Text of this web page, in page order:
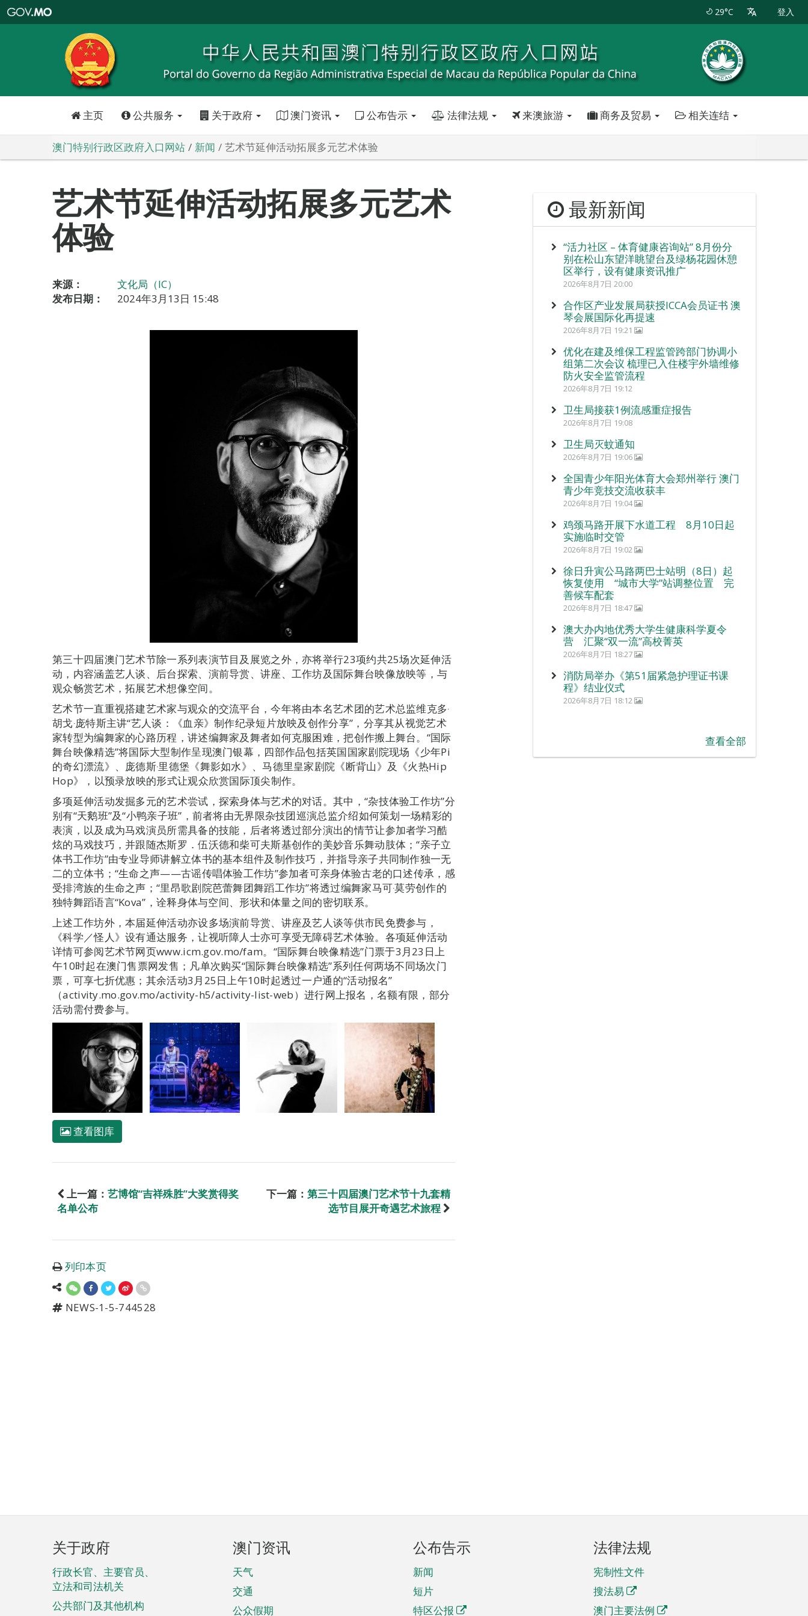
特
政
区
政
口
29°C 登入
主页 公共服务 关于政府 澳门资讯 公布告示 法律法规 来澳旅游 商务及贸易 相关连结
澳门特别行政区政府入口网站 新闻 艺术节延伸活动拓展多元艺术体验
艺术节延伸活动拓展多元艺术
体验
来源：
文化局（IC）
发布日期：
2024年3月13日 15:48
第三十四届澳门艺术节除一系列表演节目及展览之外，亦将举行23项约共25场次延伸活
动，内容涵盖艺人谈、后台探索、演前导赏、讲座、工作坊及国际舞台映像放映等，与
观众畅赏艺术，拓展艺术想像空间。
艺术节一直重视搭建艺术家与观众的交流平台，今年将由本名艺术团的艺术总监维克多‧
胡戈‧庞特斯主讲“艺人谈：《血亲》制作纪录短片放映及创作分享”，分享其从视觉艺术
家转型为编舞家的心路历程，讲述编舞家及舞者如何克服困难，把创作搬上舞台。“国际
舞台映像精选”将国际大型制作呈现澳门银幕，四部作品包括英国国家剧院现场《少年Pi
的奇幻漂流》、庞德斯‧里德堡《舞影如水》、马德里皇家剧院《断背山》及《火热Hip
Hop》，以预录放映的形式让观众欣赏国际顶尖制作。
多项延伸活动发掘多元的艺术尝试，探索身体与艺术的对话。其中，“杂技体验工作坊”分
别有“天鹅班”及“小鸭亲子班”，前者将由无界限杂技团巡演总监介绍如何策划一场精彩的
表演，以及成为马戏演员所需具备的技能，后者将透过部分演出的情节让参加者学习酷
炫的马戏技巧，并跟随杰斯罗．伍沃德和柴可夫斯基创作的美妙音乐舞动肢体；“亲子立
体书工作坊”由专业导师讲解立体书的基本组件及制作技巧，并指导亲子共同制作独一无
二的立体书；“生命之声——古谣传唱体验工作坊”参加者可亲身体验古老的口述传承，感
受排湾族的生命之声；“里昂歌剧院芭蕾舞团舞蹈工作坊”将透过编舞家马可‧莫劳创作的
独特舞蹈语言“Kova”，诠释身体与空间、形状和体量之间的密切联系。
上述工作坊外，本届延伸活动亦设多场演前导赏、讲座及艺人谈等供市民免费参与，
《科学／怪人》设有通达服务，让视听障人士亦可享受无障碍艺术体验。各项延伸活动
详情可参阅艺术节网页www.icm.gov.mo/fam。“国际舞台映像精选”门票于3月23日上
午10时起在澳门售票网发售；凡单次购买“国际舞台映像精选”系列任何两场不同场次门
票，可享七折优惠；其余活动3月25日上午10时起透过一户通的“活动报名”
（activity.mo.gov.mo/activity-h5/activity-list-web）进行网上报名，名额有限，部分
活动需付费参与。
查看图库
上一篇： 艺博馆“吉祥殊胜”大奖赏得奖
名单公布
下一篇： 第三十四届澳门艺术节十九套精
选节目展开奇遇艺术旅程
列印本页
NEWS-1-5-744528
最新新闻
“活力社区 – 体育健康咨询站” 8月份分
别在松山东望洋眺望台及绿杨花园休憩
区举行，设有健康资讯推广
2026年8月7日 20:00
合作区产业发展局获授ICCA会员证书 澳
琴会展国际化再提速
2026年8月7日 19:21
优化在建及维保工程监管跨部门协调小
组第二次会议 梳理已入住楼宇外墙维修
防火安全监管流程
2026年8月7日 19:12
卫生局接获1例流感重症报告
2026年8月7日 19:08
卫生局灭蚊通知
2026年8月7日 19:06
全国青少年阳光体育大会郑州举行 澳门
青少年竞技交流收获丰
2026年8月7日 19:04
鸡颈马路开展下水道工程 8月10日起
实施临时交管
2026年8月7日 19:02
徐日升寅公马路两巴士站明（8日）起
恢复使用 “城市大学”站调整位置 完
善候车配套
2026年8月7日 18:47
澳大办内地优秀大学生健康科学夏令
营 汇聚“双一流”高校菁英
2026年8月7日 18:27
消防局举办《第51届紧急护理证书课
程》结业仪式
2026年8月7日 18:12
查看全部
页
脚
菜
单
关于政府
行政长官、主要官员、
立法和司法机关
公共部门及其他机构
澳门资讯
天气
交通
公众假期
公布告示
新闻
短片
特区公报
法律法规
宪制性文件
搜法易
澳门主要法例